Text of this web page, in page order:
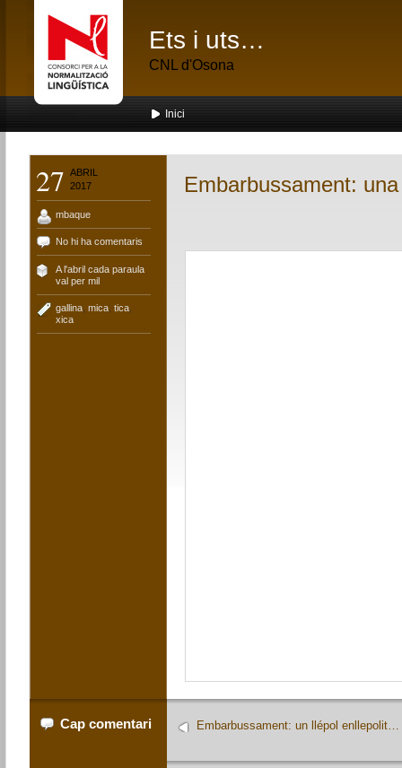
Ets i uts…
CNL d'Osona
Inici
27
ABRIL
2017
mbaque
No hi ha comentaris
A l'abril cada paraula
val per mil
gallina ,mica ,tica
xica
Embarbussament:
Cap comentari Embarbussament: un llépol enllepolit…